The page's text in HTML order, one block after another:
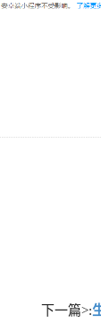
下一篇>: